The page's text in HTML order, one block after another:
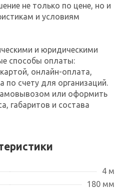
не только по цене, но и
и условиям
и юридическими
способы оплаты:
онлайн-оплата,
по счету для организаций.
или оформить
габаритов и состава
4 м
180 мм